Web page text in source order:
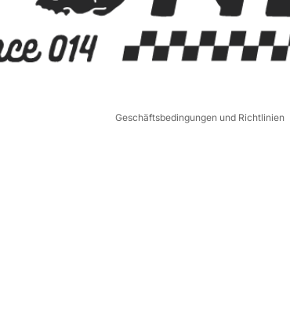
Geschäftsbedingungen und Richtlinien
Versand